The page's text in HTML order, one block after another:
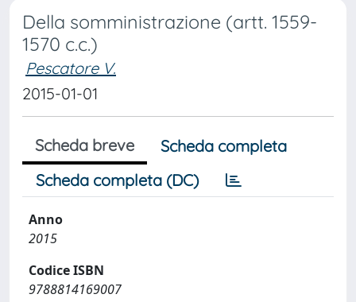
Della somministrazione (artt. 1559-
1570 c.c.)
Pescatore V.
2015-01-01
Scheda breve
Scheda completa
Scheda completa (DC)
Anno
2015
Codice ISBN
9788814169007